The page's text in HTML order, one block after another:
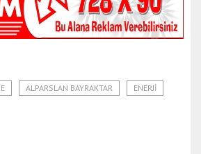
ALPARSLAN BAYRAKTAR ENERJI